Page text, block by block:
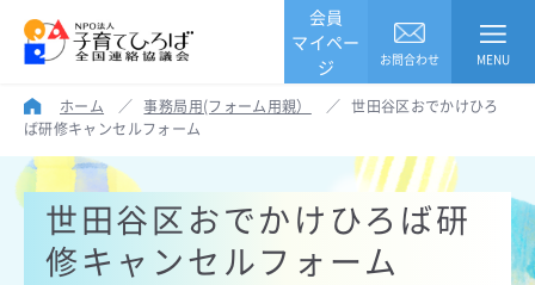
会員
マイペー
ジ
お問合わせ MENU
ホーム ／ 事務局用(フォーム用親） ／ 世田谷区おでかけひろ
ば研修キャンセルフォーム
世田谷区おでかけひろば研
修キャンセルフォーム